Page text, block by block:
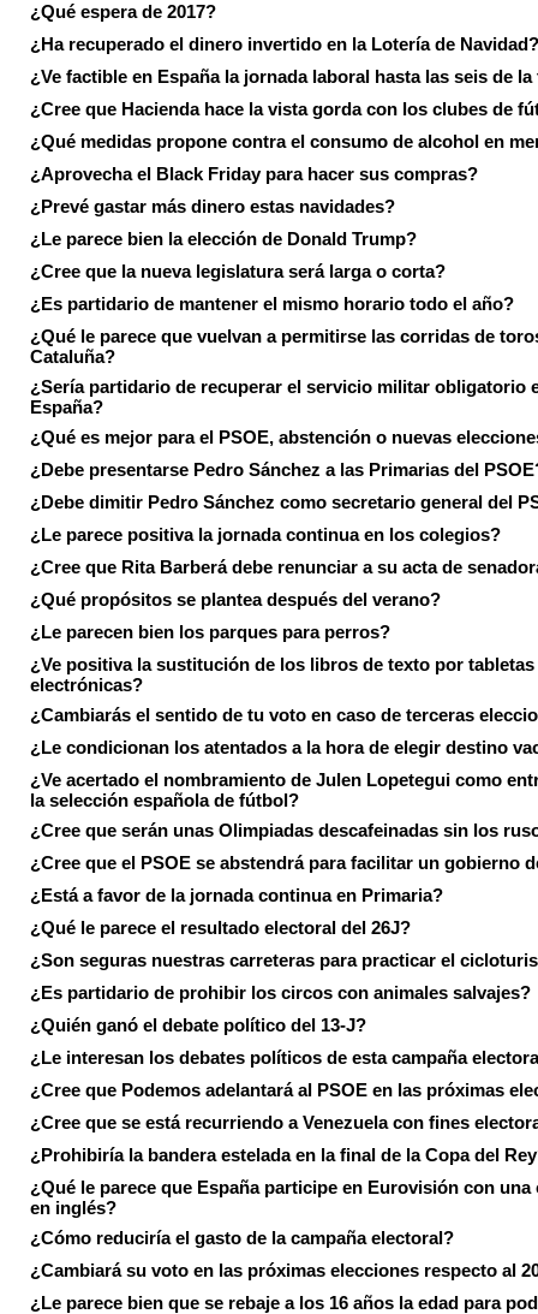
¿Qué espera de 2017?
¿Ha recuperado el dinero invertido en la Lotería de Navidad?
¿Ve factible en España la jornada laboral hasta las seis de la
¿Cree que Hacienda hace la vista gorda con los clubes de
¿Qué medidas propone contra el consumo de alcohol en
¿Aprovecha el Black Friday para hacer sus compras?
¿Prevé gastar más dinero estas navidades?
¿Le parece bien la elección de Donald Trump?
¿Cree que la nueva legislatura será larga o corta?
¿Es partidario de mantener el mismo horario todo el año?
¿Qué le parece que vuelvan a permitirse las corridas de
Cataluña?
¿Sería partidario de recuperar el servicio militar obligatorio
España?
¿Qué es mejor para el PSOE, abstención o nuevas
¿Debe presentarse Pedro Sánchez a las Primarias del
¿Debe dimitir Pedro Sánchez como secretario general del
¿Le parece positiva la jornada continua en los colegios?
¿Cree que Rita Barberá debe renunciar a su acta de
¿Qué propósitos se plantea después del verano?
¿Le parecen bien los parques para perros?
¿Ve positiva la sustitución de los libros de texto por tabletas
electrónicas?
¿Cambiarás el sentido de tu voto en caso de terceras
¿Le condicionan los atentados a la hora de elegir destino
¿Ve acertado el nombramiento de Julen Lopetegui como
la selección española de fútbol?
¿Cree que serán unas Olimpiadas descafeinadas sin los
¿Cree que el PSOE se abstendrá para facilitar un gobierno
¿Está a favor de la jornada continua en Primaria?
¿Qué le parece el resultado electoral del 26J?
¿Son seguras nuestras carreteras para practicar el
¿Es partidario de prohibir los circos con animales salvajes?
¿Quién ganó el debate político del 13-J?
¿Le interesan los debates políticos de esta campaña
¿Cree que Podemos adelantará al PSOE en las próximas
¿Cree que se está recurriendo a Venezuela con fines
¿Prohibiría la bandera estelada en la final de la Copa del
¿Qué le parece que España participe en Eurovisión con una
en inglés?
¿Cómo reduciría el gasto de la campaña electoral?
¿Cambiará su voto en las próximas elecciones respecto al
¿Le parece bien que se rebaje a los 16 años la edad para